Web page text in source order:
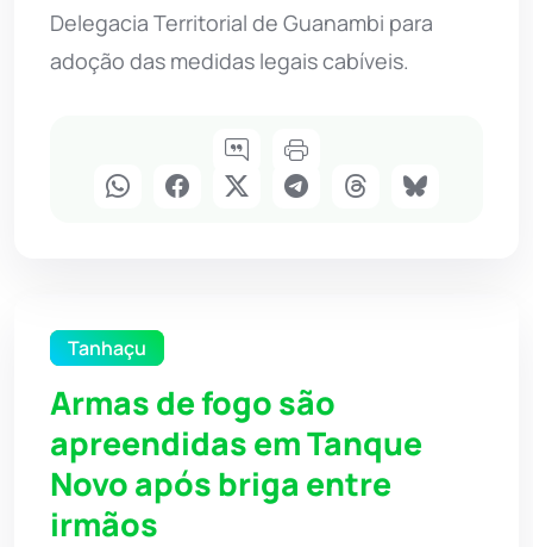
Delegacia Territorial de Guanambi para
adoção das medidas legais cabíveis.
Tanhaçu
Armas de fogo são
apreendidas em Tanque
Novo após briga entre
irmãos